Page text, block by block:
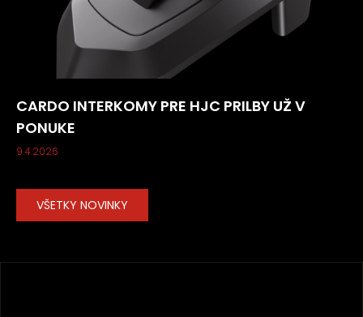
CARDO INTERKOMY PRE HJC PRILBY UŽ V
PONUKE
9.4.2026
VŠETKY NOVINKY